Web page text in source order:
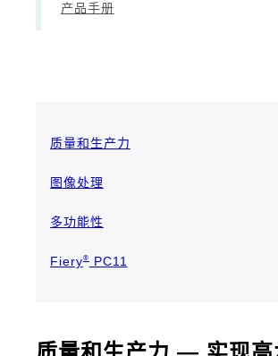
产品手册
质量和生产力
图像处理
多功能性
Fiery®PC11